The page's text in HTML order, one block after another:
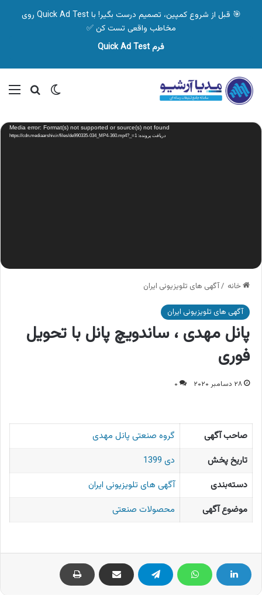
🎯 قبل از شروع کمپین، تصمیم درست بگیر! با Quick Ad Test روی
مخاطب واقعی تست کن ✅
فرم Quick Ad Test
تغییر پوسته
نمایشگر
ویدیو Media error: Format(s) not supported or source(s) not found
دریافت پرونده: https://cdn.mediaarshiv.ir/files/de990335-034_MP4-360.mp4?_=1
خانه /آگهی های تلویزیونی ایران
آگهی های تلویزیونی ایران
پانل مهدی ، ساندویچ پانل با تحویل
فوری
۲۸ دسامبر ۲۰۲۰ ۰
صاحب آگهی
گروه صنعتی پانل مهدی
تاریخ پخش
دی 1399
دسته‌بندی
آگهی های تلویزیونی ایران
موضوع آگهی
محصولات صنعتی